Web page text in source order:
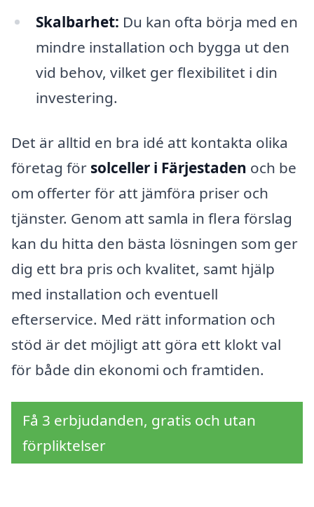
Skalbarhet: Du kan ofta börja med en
mindre installation och bygga ut den
vid behov, vilket ger flexibilitet i din
investering.
Det är alltid en bra idé att kontakta olika
företag för solceller i Färjestaden och be
om offerter för att jämföra priser och
tjänster. Genom att samla in flera förslag
kan du hitta den bästa lösningen som ger
dig ett bra pris och kvalitet, samt hjälp
med installation och eventuell
efterservice. Med rätt information och
stöd är det möjligt att göra ett klokt val
för både din ekonomi och framtiden.
Få 3 erbjudanden, gratis och utan
förpliktelser